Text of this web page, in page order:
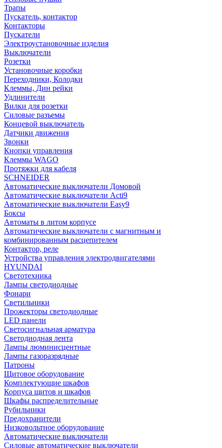
Трапы
Пускатель, контактор
Контакторы
Пускатели
Электроустановочные изделия
Выключатели
Розетки
Установочные коробки
Переходники, Колодки
Клеммы, Дин рейки
Удлинители
Вилки для розетки
Силовые разъемы
Концевой выключатель
Датчики движения
Звонки
Кнопки управления
Клеммы WAGO
Протяжки для кабеля
SCHNEIDER
Автоматические выключатели Домовой
Автоматические выключатели Acti9
Автоматические выключатели Easy9
Боксы
Автоматы в литом корпусе
Автоматические выключатели с магнитным и
комбинированным расцепителем
Контактор, реле
Устройства управления электродвигателями
HYUNDAI
Светотехника
Лампы светодиодные
Фонари
Светильники
Прожекторы светодиодные
LED панели
Светосигнальная арматура
Светодиодная лента
Лампы люминисцентные
Лампы газоразрядные
Патроны
Щитовое оборудование
Комплектующие шкафов
Корпуса щитов и шкафов
Шкафы распределительные
Рубильники
Предохранители
Низковольтное оборудование
Автоматические выключатели
Силовые автоматические выключатели